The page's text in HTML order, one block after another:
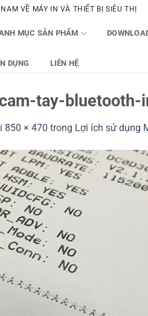
VỀ MÁY IN VÀ THIẾT BỊ SIÊU THỊ
MỤC SẢN PHẨM
DỤNG LIÊN HỆ
tay-
850 × 470 trong Lợi ích sử dụng